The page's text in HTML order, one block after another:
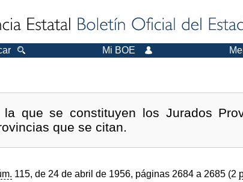
Mi BOE
que se constituyen los Jurados
que se citan.
115, de 24 de abril de 1956, páginas 2684 a 2685 (2